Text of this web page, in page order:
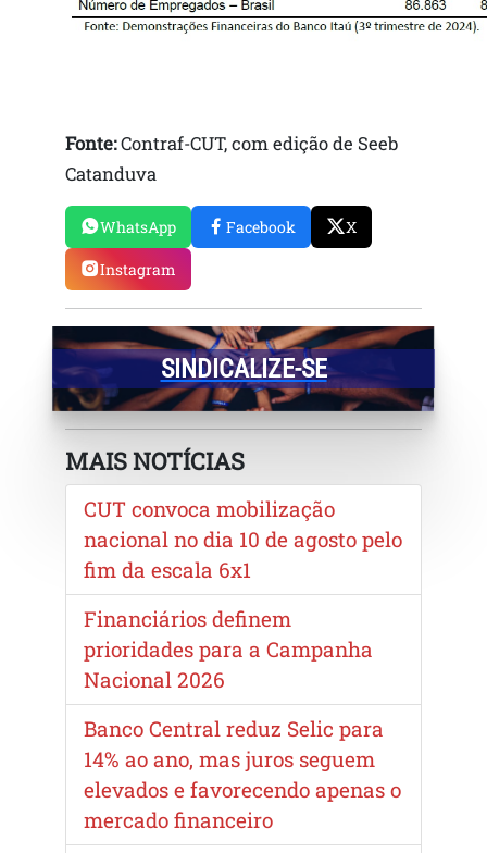
Fonte:Contraf-CUT, com edição de Seeb
Catanduva
WhatsApp Facebook X
Instagram
SINDICALIZE-SE
MAIS NOTÍCIAS
CUT convoca mobilização
nacional no dia 10 de agosto pelo
fim da escala 6x1
Financiários definem
prioridades para a Campanha
Nacional 2026
Banco Central reduz Selic para
14% ao ano, mas juros seguem
elevados e favorecendo apenas o
mercado financeiro